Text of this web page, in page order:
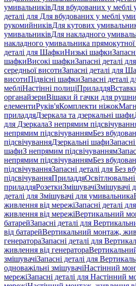
умивальниківДля вбудованих у меблі
деталі для Для вбудованих у меблі
рукомийниківДля кутових
умивальниківДля накладного
накладного умивальника
деталі для ШафкиНизькі шафки
шафкиВисокі шафкиЗапасні деталі
середньої висотиЗапасні деталі для
висотиПідвісні шафкиЗапасні деталі
мебліНастінні полиціПриладдя
органайзериВішаки й гачки для
елементиРуків'яКомплекти ніжок
приладдяДзеркала та дзеркальні шафи
для ДзеркалаЗ непрямим
непрямим підсвічуваннямБез
підсвічуванняДзеркальні шафи
шафиЗ непрямим підсвічуванням
непрямим підсвічуваннямБез
підсвічуванняЗапасні деталі для Без
підсвічуванняПриладдя
приладдяРозеткиЗмішувачіЗмішувачі
деталі для Змішувачі для умивальника
живлення від мережіЗапасні деталі
живлення від мережіВертикальний
батарейЗапасні деталі для
від батарейВертикальний монтаж,
генератораЗапасні деталі для
живлення від генератора
змішувачіЗапасні деталі для
одноважільні змішувачіНастінний
мережіЗапасні деталі для Настінний